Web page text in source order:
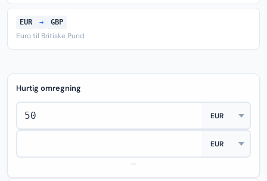
EUR → GBP
Euro til Britiske Pund
Hurtig omregning
—